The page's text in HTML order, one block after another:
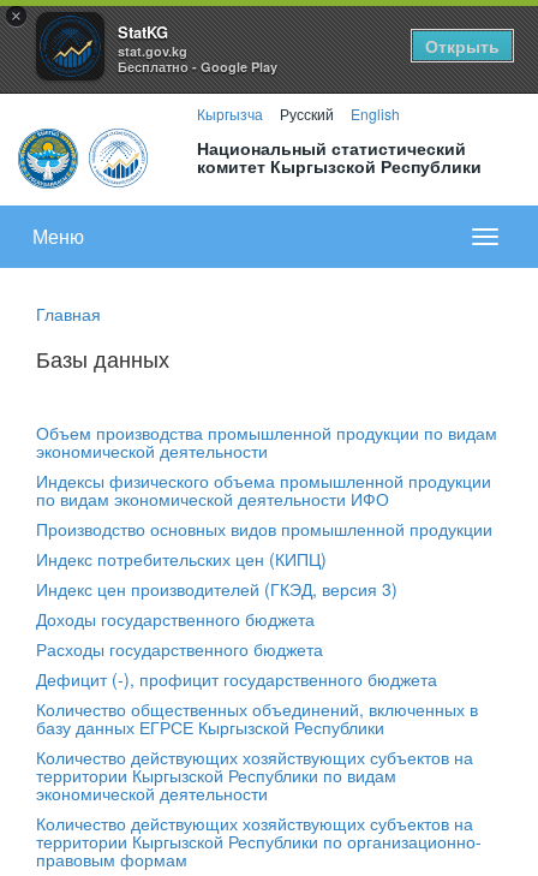
×
StatKG
stat.gov.kg
Бесплатно - Google Play
Открыть
Кыргызча Русский English
Национальный статистический
комитет Кыргызской Республики
меню
Меню
Главная
Базы данных
Объем производства промышленной продукции по видам
экономической деятельности
Индексы физического объема промышленной продукции
по видам экономической деятельности ИФО
Производство основных видов промышленной продукции
Индекс потребительских цен (КИПЦ)
Индекс цен производителей (ГКЭД, версия 3)
Доходы государственного бюджета
Расходы государственного бюджета
​Дефицит (-), профицит государственного бюджета
Количество общественных объединений, включенных в
базу данных ЕГРСЕ Кыргызской Республики
Количество действующих хозяйствующих субъектов на
территории Кыргызской Республики по видам
экономической деятельности
Количество действующих хозяйствующих субъектов на
территории Кыргызской Республики по организационно-
правовым формам